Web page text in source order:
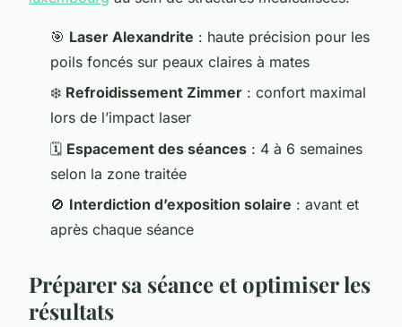
🎯 Laser Alexandrite : haute précision pour les
poils foncés sur peaux claires à mates
❄️ Refroidissement Zimmer : confort maximal
lors de l’impact laser
🗓️ Espacement des séances : 4 à 6 semaines
selon la zone traitée
🚫 Interdiction d’exposition solaire : avant et
après chaque séance
Préparer sa séance et optimiser les
résultats